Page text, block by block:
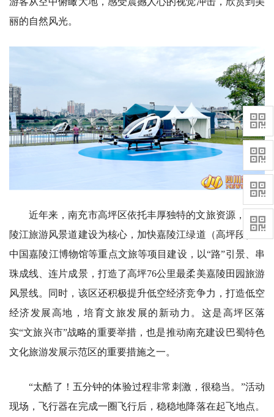
丽的自然风光。
近年来，南充市高坪区依托丰厚独特的文旅资源，以嘉
陵江旅游风景道建设为核心，加快嘉陵江绿道（高坪段）、
中国嘉陵江博物馆等重点文旅等项目建设，以“路”引景、串
珠成线、连片成景，打造了高坪76公里最柔美嘉陵田园旅游
风景线。同时，该区还积极提升低空经济竞争力，打造低空
经济发展高地，培育文旅发展的新动力。这是高坪区落
实“文旅兴市”战略的重要举措，也是推动南充建设巴蜀特色
文化旅游发展示范区的重要措施之一。
“太酷了！五分钟的体验过程非常刺激，很稳当。”活动
现场，飞行器在完成一圈飞行后，稳稳地降落在起飞地点。